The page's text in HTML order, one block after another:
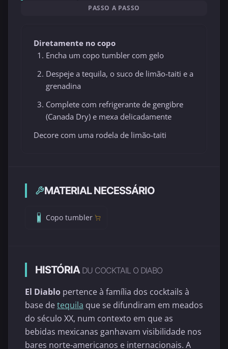
PASSO A PASSO
Diretamente no copo
Encha um copo tumbler com gelo
Despeje a tequila, o suco de limão-taiti e a
grenadina
Complete com refrigerante de gengibre
(Canada Dry) e mexa delicadamente
Decore com uma rodela de limão-taiti
MATERIAL NECESSÁRIO
Copo tumbler
HISTÓRIA DU COCKTAIL O DIABO
El Diablo pertence à família dos cocktails à
base detequila que se difundiram em meados
do século XX, num contexto em que as
bebidas mexicanas ganhavam visibilidade nos
bares norte-americanos e internacionais. A